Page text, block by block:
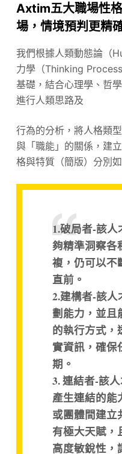
Axtim五大職場性格
場，情境預判更精
我們根據人類動態論（
力學（Thinking
基礎，結合心理學、哲
進行人類思路及
行為的分析，將人格類
與「職能」的關係，建
格與特質（簡版）分別如
1.破局者-該
夠精準洞察各
複，仍可以不
直前。
2.建構者-該
劃能力，並且
的執行方式，
實資訊，確保
期。
3. 連結者-該
產生連結的能
或團體間建立
有極大天賦，
高度敏銳性，